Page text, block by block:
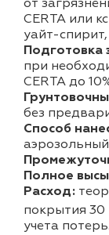
от
CERTA или
уайт-
Подготовка
при
CERTA до
без
Способ
Полное
Расход:
покрытия 30
учета потерь.